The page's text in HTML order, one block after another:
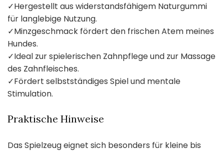
✓Hergestellt aus widerstandsfähigem Naturgummi
für langlebige Nutzung.
✓Minzgeschmack fördert den frischen Atem meines
Hundes.
✓Ideal zur spielerischen Zahnpflege und zur Massage
des Zahnfleisches.
✓Fördert selbstständiges Spiel und mentale
Stimulation.
Praktische Hinweise
Das Spielzeug eignet sich besonders für kleine bis